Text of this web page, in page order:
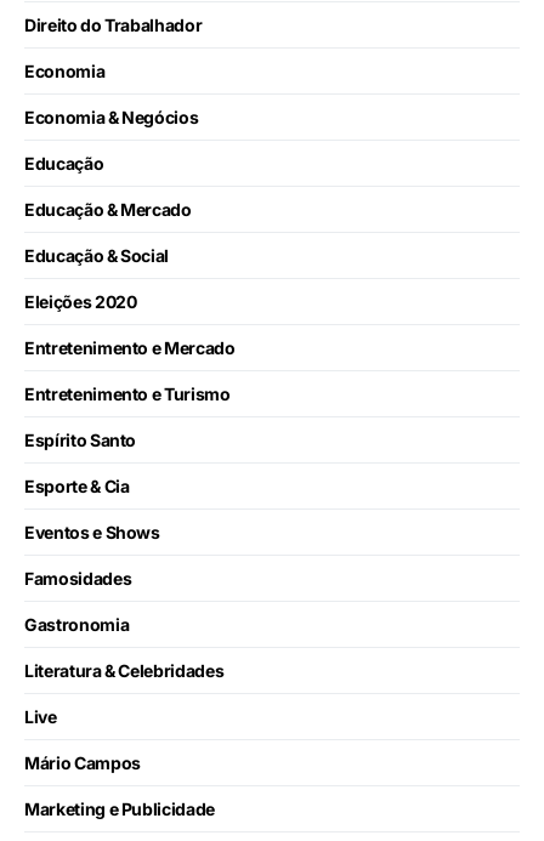
Direito do Trabalhador
Economia
Economia & Negócios
Educação
Educação & Mercado
Educação & Social
Eleições 2020
Entretenimento e Mercado
Entretenimento e Turismo
Espírito Santo
Esporte & Cia
Eventos e Shows
Famosidades
Gastronomia
Literatura & Celebridades
Live
Mário Campos
Marketing e Publicidade